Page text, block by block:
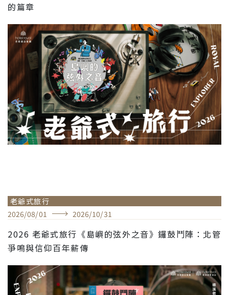
的篇章
老爺式旅行
2026/08/01 2026/10/31
2026 老爺式旅行《島嶼的弦外之音》鑼鼓鬥陣：北管
爭鳴與信仰百年薪傳